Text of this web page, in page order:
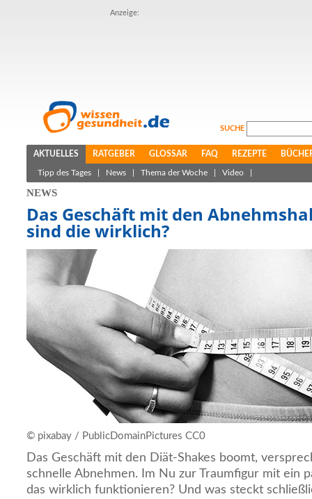
Anzeige:
SUCHE
AKTUELLES RATGEBER GLOSSAR FAQ REZEPTE
Tipp des Tages News Thema der Woche Video
NEWS
Das Geschäft mit den
sind die wirklich?
© pixabay / PublicDomainPictures CC0
Das Geschäft mit den Diät-Shakes boomt,
schnelle Abnehmen. Im Nu zur Traumfigur mit ein
das wirklich funktionieren? Und was steckt